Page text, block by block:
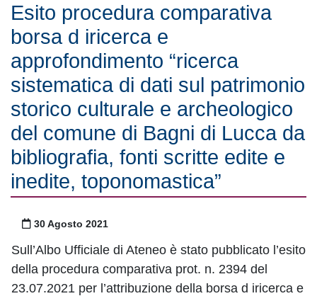
Esito procedura comparativa
borsa d iricerca e
approfondimento “ricerca
sistematica di dati sul patrimonio
storico culturale e archeologico
del comune di Bagni di Lucca da
bibliografia, fonti scritte edite e
inedite, toponomastica”
Pubblicato il
30 Agosto 2021
Sull’Albo Ufficiale di Ateneo è stato pubblicato l’esito
della procedura comparativa prot. n. 2394 del
23.07.2021 per l’attribuzione della borsa d iricerca e